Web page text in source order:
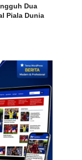
Dua
Piala Dunia